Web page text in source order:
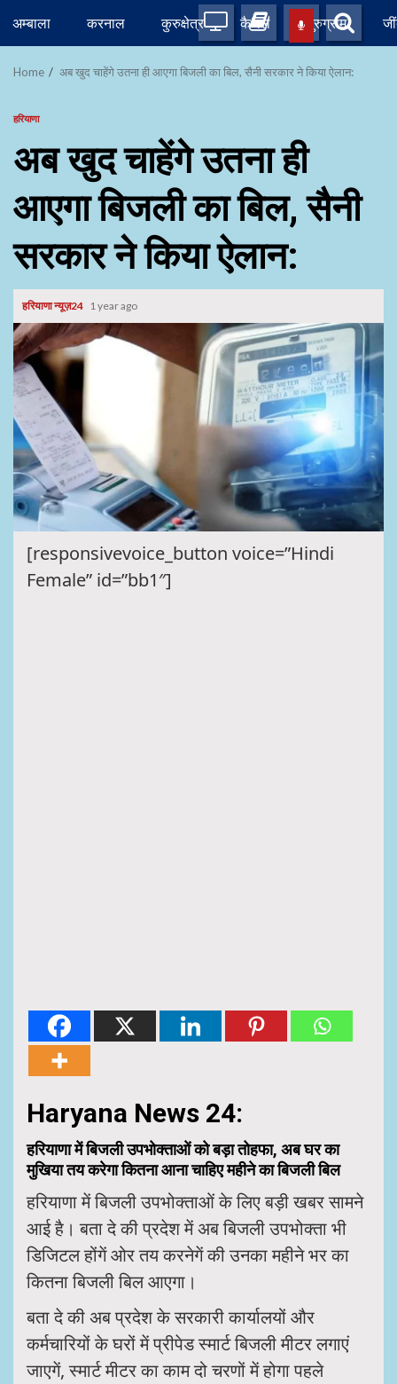
content
अम्बाला करनाल कुरुक्षेत्र कैथल गुरुग्राम
Home अब खुद चाहेंगे उतना ही आएगा बिजली का बिल, सैनी सरकार ने किया ऐलान:
हरियाणा
अब खुद चाहेंगे उतना ही
आएगा बिजली का बिल, सैनी
सरकार ने किया ऐलान:
हरियाणा न्यूज़24 1 year ago
[responsivevoice_button voice=”Hindi
Female” id=”bb1″]
Haryana News 24:
हरियाणा में बिजली उपभोक्ताओं को बड़ा तोहफा, अब घर का
मुखिया तय करेगा कितना आना चाहिए महीने का बिजली बिल
हरियाणा में बिजली उपभोक्ताओं के लिए बड़ी खबर सामने
आई है। बता दे की प्रदेश में अब बिजली उपभोक्ता भी
डिजिटल होंगें ओर तय करनेगें की उनका महीने भर का
कितना बिजली बिल आएगा।
बता दे की अब प्रदेश के सरकारी कार्यालयों और
कर्मचारियों के घरों में प्रीपेड स्मार्ट बिजली मीटर लगाएं
जाएगें, स्मार्ट मीटर का काम दो चरणों में होगा पहले